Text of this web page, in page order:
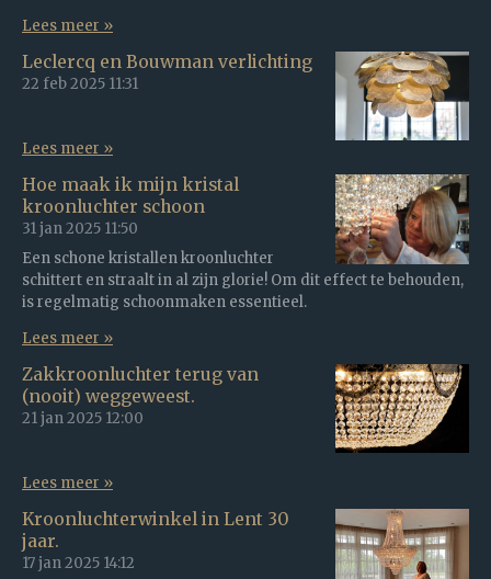
Lees meer »
Leclercq en Bouwman verlichting
22 feb 2025 11:31
Lees meer »
Hoe maak ik mijn kristal
kroonluchter schoon
31 jan 2025 11:50
Een schone kristallen kroonluchter
schittert en straalt in al zijn glorie! Om dit effect te behouden,
is regelmatig schoonmaken essentieel.
Lees meer »
Zakkroonluchter terug van
(nooit) weggeweest.
21 jan 2025 12:00
Lees meer »
Kroonluchterwinkel in Lent 30
jaar.
17 jan 2025 14:12